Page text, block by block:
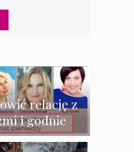
relację z
i godnie
– 4